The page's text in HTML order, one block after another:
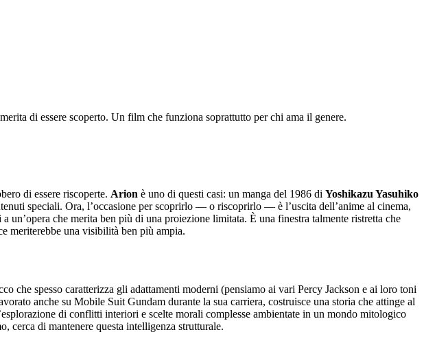
di essere scoperto. Un film che funziona soprattutto per chi ama il genere.
di essere riscoperte. Arion è uno di questi casi: un manga del 1986 di Yoshikazu Yasuhiko
speciali. Ora, l’occasione per scoprirlo — o riscoprirlo — è l’uscita dell’anime al cinema,
che merita ben più di una proiezione limitata. È una finestra talmente ristretta che
meriterebbe una visibilità ben più ampia.
che spesso caratterizza gli adattamenti moderni (pensiamo ai vari Percy Jackson e ai loro toni
anche su Mobile Suit Gundam durante la sua carriera, costruisce una storia che attinge al
di conflitti interiori e scelte morali complesse ambientate in un mondo mitologico
cerca di mantenere questa intelligenza strutturale.